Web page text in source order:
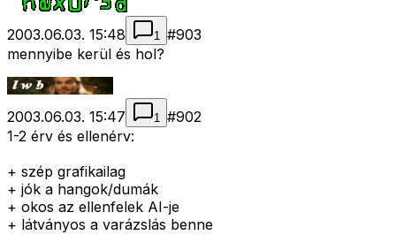
2003.06.03. 15:48 1 #903
mennyibe kerül és hol?
2003.06.03. 15:47 1 #902
1-2 érv és ellenérv:
+ szép grafikailag
+ jók a hangok/dumák
+ okos az ellenfelek AI-je
+ látványos a varázslás benne